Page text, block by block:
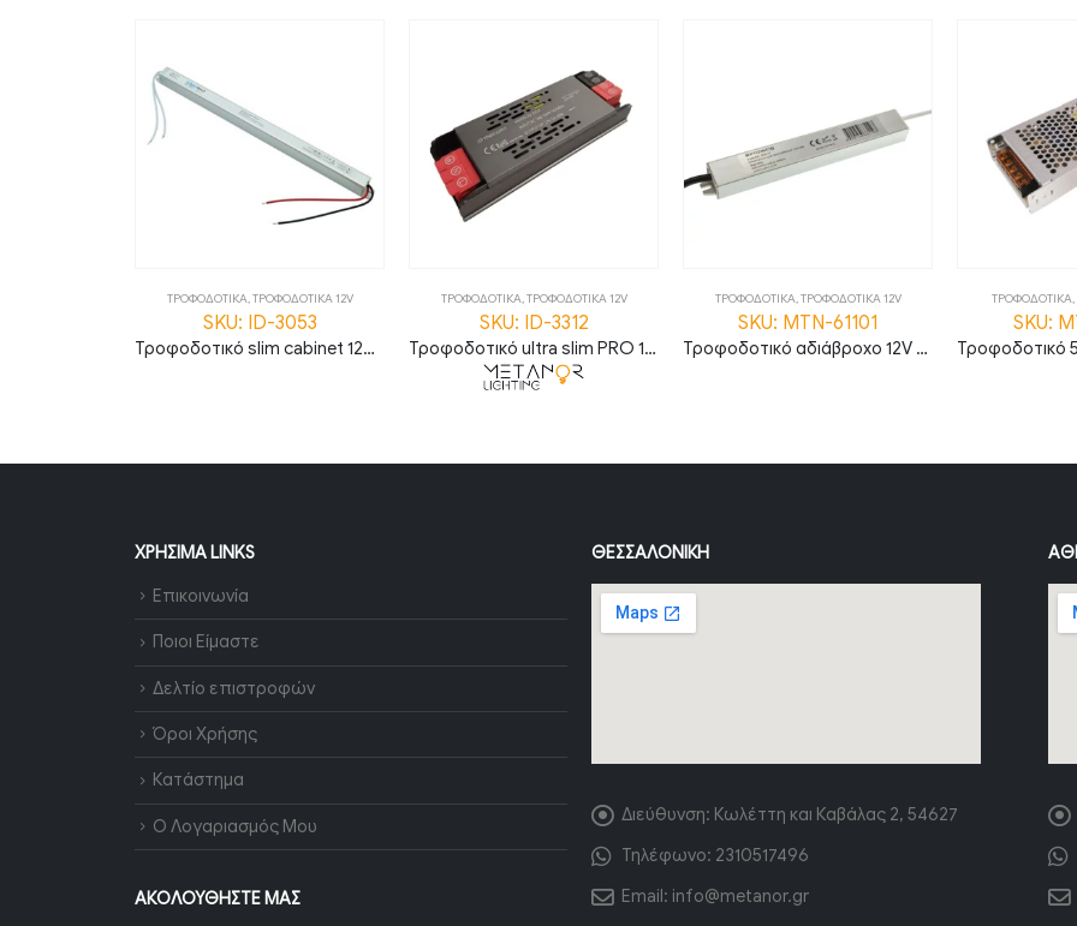
ΤΡΟΦΟΔΟΤΙΚΑ,ΤΡΟΦΟΔΟΤΙΚΑ 12V
SKU: ID-3053
Τροφοδοτικό slim cabinet 12V 48W 4A IP20
ΤΡΟΦΟΔΟΤΙΚΑ,ΤΡΟΦΟΔΟΤΙΚΑ 12V
SKU: ID-3312
Τροφοδοτικό ultra slim PRO 12V 60W 5A IP20
ΤΡΟΦΟΔΟΤΙΚΑ,ΤΡΟΦΟΔΟΤΙΚΑ 12V
SKU: MTN-61101
Τροφοδοτικό αδιάβροχο 12V 30W 2.5A IP67
ΤΡΟΦΟΔΟΤΙΚΑ,
SKU:
ΧΡΉΣΙΜΑ LINKS
Επικοινωνία
Ποιοι Είμαστε
Δελτίο επιστροφών
Όροι Χρήσης
Κατάστημα
Ο Λογαριασμός Μου
ΑΚΟΛΟΥΘΉΣΤΕ ΜΑΣ
ΘΕΣΣΑΛΟΝΊΚΗ
Διεύθυνση: Κωλέττη και Καβάλας 2, 54627
Τηλέφωνο: 2310517496
Email: info@metanor.gr